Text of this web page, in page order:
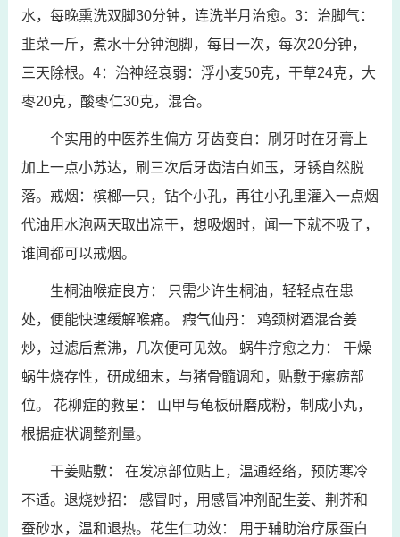
水，每晚熏洗双脚30分钟，连洗半月治愈。3：治脚气：
韭菜一斤，煮水十分钟泡脚，每日一次，每次20分钟，
三天除根。4：治神经衰弱：浮小麦50克，干草24克，大
枣20克，酸枣仁30克，混合。
个实用的中医养生偏方 牙齿变白：刷牙时在牙膏上
加上一点小苏达，刷三次后牙齿洁白如玉，牙锈自然脱
落。戒烟：槟榔一只，钻个小孔，再往小孔里灌入一点烟
代油用水泡两天取出凉干，想吸烟时，闻一下就不吸了，
谁闻都可以戒烟。
生桐油喉症良方： 只需少许生桐油，轻轻点在患
处，便能快速缓解喉痛。 瘕气仙丹： 鸡颈树酒混合姜
炒，过滤后煮沸，几次便可见效。 蜗牛疗愈之力： 干燥
蜗牛烧存性，研成细末，与猪骨髓调和，贴敷于瘰疬部
位。 花柳症的救星： 山甲与龟板研磨成粉，制成小丸，
根据症状调整剂量。
干姜贴敷： 在发凉部位贴上，温通经络，预防寒冷
不适。退烧妙招： 感冒时，用感冒冲剂配生姜、荆芥和
蚕砂水，温和退热。花生仁功效： 用于辅助治疗尿蛋白